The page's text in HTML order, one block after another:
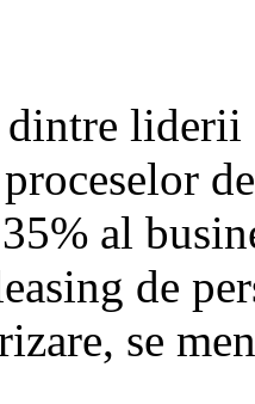
liderii
35% al
de
se